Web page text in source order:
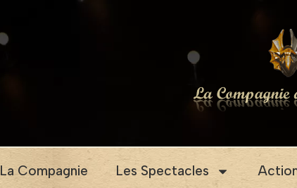
La Compagnie Les Spectacles